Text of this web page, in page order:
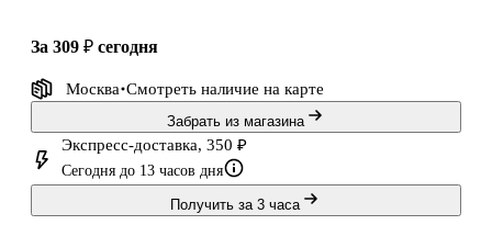
за 309 ₽ сегодня
Москва Смотреть наличие на карте
Забрать из магазина
Экспресс-доставка, 350 ₽
Сегодня до 13 часов дня
Получить за 3 часа